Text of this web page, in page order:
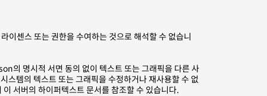
이센스 또는 권한을 수여하는 것으로 해석할 수 없습니
의 명시적 서면 동의 없이 텍스트 또는 그래픽을 다른 사
템의 텍스트 또는 그래픽을 수정하거나 재사용할 수 없
서버의 하이퍼텍스트 문서를 참조할 수 있습니다.